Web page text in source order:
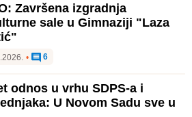
Završena izgradnja
sale u Gimnaziji "Laza
• 6
odnos u vrhu SDPS-a i
U Novom Sadu sve u